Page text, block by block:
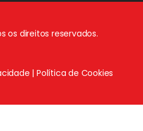
os direitos reservados.
|Política de Cookies